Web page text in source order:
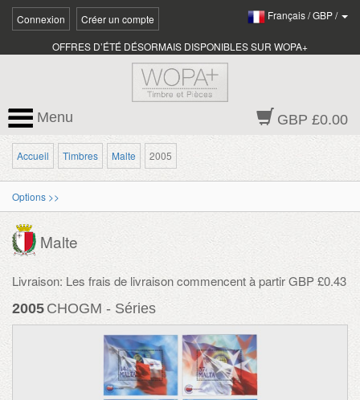
Connexion Créer un compte Français/GBP/
OFFRES D’ÉTÉ DÉSORMAIS DISPONIBLES SUR WOPA+
GBP £0.00
Menu
Accueil Timbres Malte 2005
Options >>
Malte
Livraison: Les frais de livraison commencent à partir GBP £0.43
2005 CHOGM - Séries